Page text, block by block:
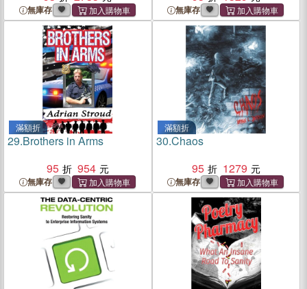
無庫存 無庫存
滿額折
29.Brothers in Arms
95
954
無庫存
滿額折
30.Chaos
95
1279
無庫存